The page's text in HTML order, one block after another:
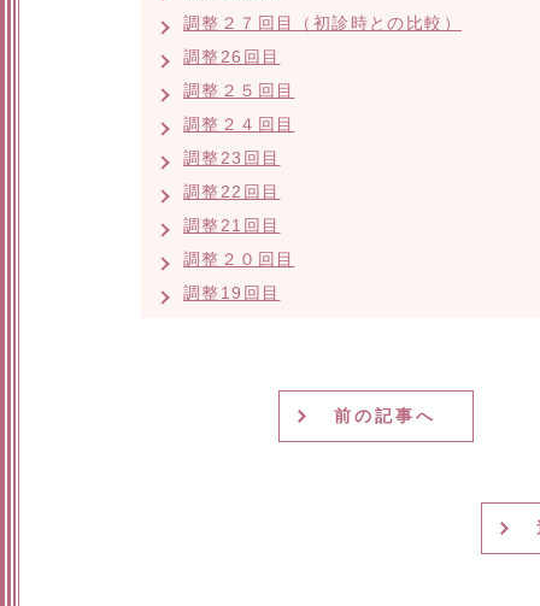
調整２７回目（初診時との比較）
調整26回目
調整２５回目
調整２４回目
調整23回目
調整22回目
調整21回目
調整２０回目
調整19回目
前の記事へ